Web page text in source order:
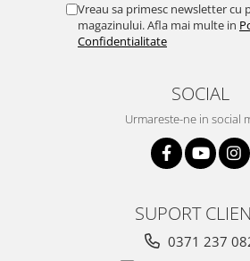
Vreau sa primesc newsletter cu
magazinului. Afla mai multe in
Confidentialitate
SOCIAL
Urmareste-ne in social
SUPORT
0371 237